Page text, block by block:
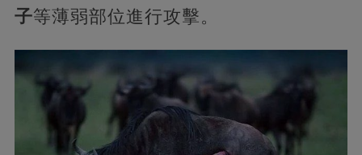
子等薄弱部位進行攻擊。